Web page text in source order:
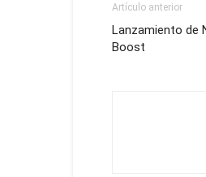
Artículo anterior
Lanzamiento de
Boost